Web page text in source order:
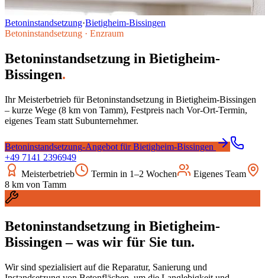
Betoninstandsetzung·Bietigheim-Bissingen
Betoninstandsetzung · Enzraum
Betoninstandsetzung in Bietigheim-
Bissingen.
Ihr Meisterbetrieb fürBetoninstandsetzung in Bietigheim-Bissingen
– kurze Wege (8 km von Tamm), Festpreis nach Vor-Ort-Termin,
eigenes Team statt Subunternehmer.
Betoninstandsetzung-Angebot fürBietigheim-Bissingen
+49 7141 2396949
Meisterbetrieb
Termin in 1–2 Wochen
Eigenes Team
8 km von Tamm
Betoninstandsetzung in Bietigheim-
Bissingen – was wir für Sie tun.
Wir sind spezialisiert auf die Reparatur, Sanierung und